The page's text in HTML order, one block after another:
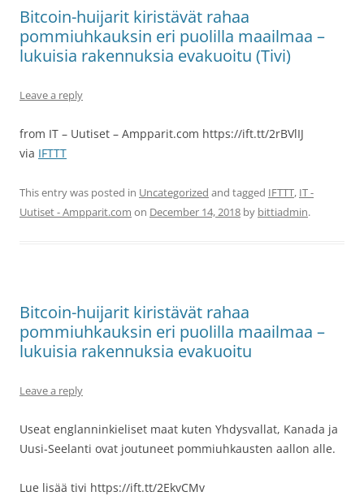
Bitcoin-huijarit kiristävät rahaa
pommiuhkauksin eri puolilla maailmaa –
lukuisia rakennuksia evakuoitu (Tivi)
Leave a reply
from IT – Uutiset – Ampparit.com https://ift.tt/2rBVlIJ
via IFTTT
This entry was posted in Uncategorized and tagged IFTTT, IT -
Uutiset - Ampparit.com on December 14, 2018 by bittiadmin.
Bitcoin-huijarit kiristävät rahaa
pommiuhkauksin eri puolilla maailmaa –
lukuisia rakennuksia evakuoitu
Leave a reply
Useat englanninkieliset maat kuten Yhdysvallat, Kanada ja
Uusi-Seelanti ovat joutuneet pommiuhkausten aallon alle.
Lue lisää tivi https://ift.tt/2EkvCMv